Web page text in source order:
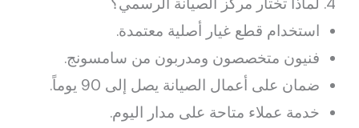
استخدام قطع غيار أصلية معتمدة.
فنيون متخصصون ومدربون من سامسونج.
ضمان على أعمال الصيانة يصل إلى 90 يوماً.
خدمة عملاء متاحة على مدار اليوم.